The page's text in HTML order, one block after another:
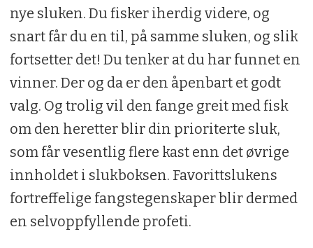
nye sluken. Du fisker iherdig videre, og
snart får du en til, på samme sluken, og slik
fortsetter det! Du tenker at du har funnet en
vinner. Der og da er den åpenbart et godt
valg. Og trolig vil den fange greit med fisk
om den heretter blir din prioriterte sluk,
som får vesentlig flere kast enn det øvrige
innholdet i slukboksen. Favorittslukens
fortreffelige fangstegenskaper blir dermed
en selvoppfyllende profeti.